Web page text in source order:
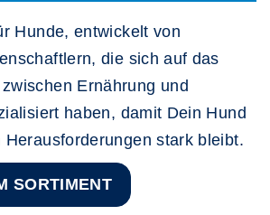
Hunde, entwickelt von
die sich auf das
Ernährung und
haben, damit Dein Hund
stark bleibt.
SORTIMENT